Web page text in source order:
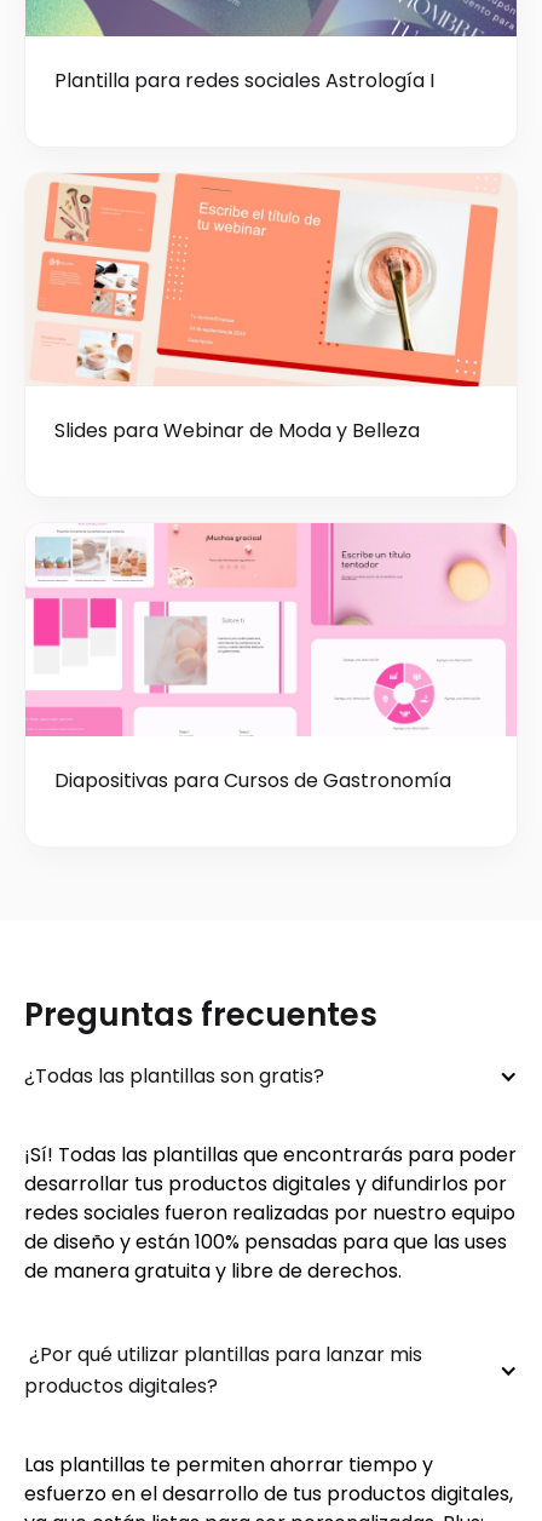
Plantilla para redes sociales Astrología I
Slides para Webinar de Moda y Belleza
Diapositivas para Cursos de Gastronomía
Preguntas frecuentes
¿Todas las plantillas son gratis?
¡Sí! Todas las plantillas que encontrarás para poder
desarrollar tus productos digitales y difundirlos por
redes sociales fueron realizadas por nuestro equipo
de diseño y están 100% pensadas para que las uses
de manera gratuita y libre de derechos.
¿Por qué utilizar plantillas para lanzar mis
productos digitales?
Las plantillas te permiten ahorrar tiempo y
esfuerzo en el desarrollo de tus productos digitales,